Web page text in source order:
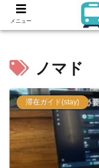
ノマド
滞在ガイド(stay)
メニュー